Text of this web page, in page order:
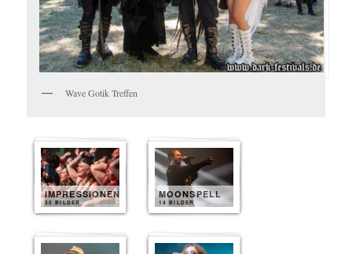
Wave Gotik Treffen
IMPRESSIONEN
30 BILDER
MOONSPELL
14 BILDER